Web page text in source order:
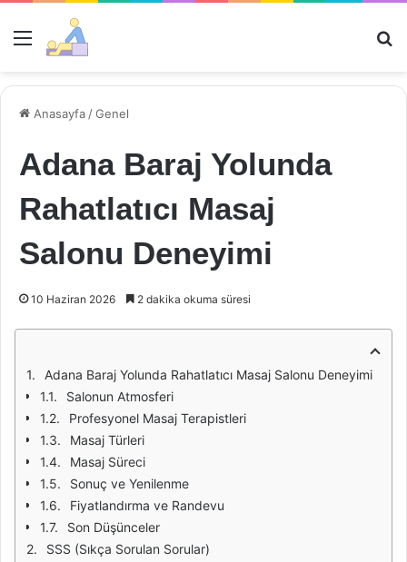
Menü
Anasayfa /Genel
Adana Baraj Yolunda
Rahatlatıcı Masaj
Salonu Deneyimi
10 Haziran 2026 2 dakika okuma süresi
Adana Baraj Yolunda Rahatlatıcı Masaj Salonu Deneyimi
Salonun Atmosferi
Profesyonel Masaj Terapistleri
Masaj Türleri
Masaj Süreci
Sonuç ve Yenilenme
Fiyatlandırma ve Randevu
Son Düşünceler
SSS (Sıkça Sorulan Sorular)